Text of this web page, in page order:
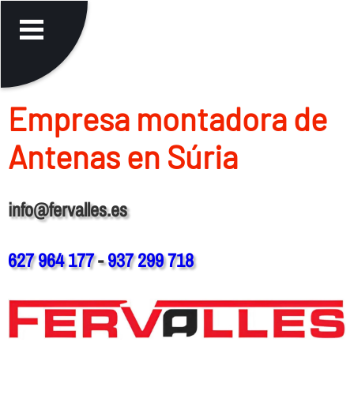
Empresa montadora de
Antenas en Súria
info@fervalles.es
627 964 177-937 299 718